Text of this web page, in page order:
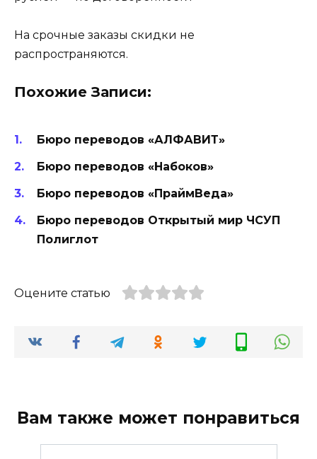
На срочные заказы скидки не
распространяются.
Похожие Записи:
Бюро переводов «АЛФАВИТ»
Бюро переводов «Набоков»
Бюро переводов «ПраймВеда»
Бюро переводов Открытый мир ЧСУП
Полиглот
Оцените статью
Вам также может понравиться